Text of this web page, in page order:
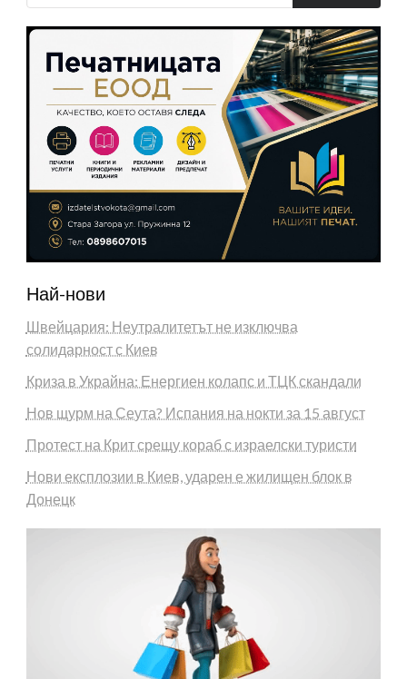
Най-нови
Швейцария: Неутралитетът не изключва
солидарност с Киев
Криза в Украйна: Енергиен колапс и ТЦК скандали
Нов щурм на Сеута? Испания на нокти за 15 август
Протест на Крит срещу кораб с израелски туристи
Нови експлозии в Киев, ударен е жилищен блок в
Донецк